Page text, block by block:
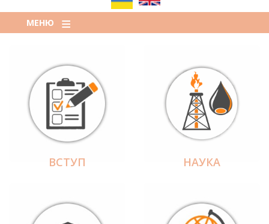
МЕНЮ
ВСТУП НАУКА